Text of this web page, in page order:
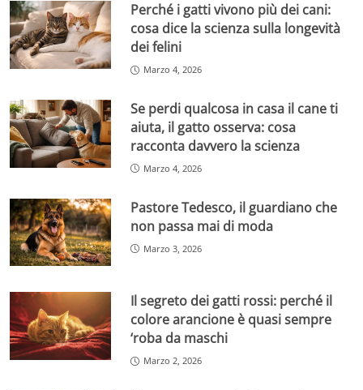
Perché i gatti vivono più dei cani:
cosa dice la scienza sulla longevità
dei felini
Marzo 4, 2026
Se perdi qualcosa in casa il cane ti
aiuta, il gatto osserva: cosa
racconta davvero la scienza
Marzo 4, 2026
Pastore Tedesco, il guardiano che
non passa mai di moda
Marzo 3, 2026
Il segreto dei gatti rossi: perché il
colore arancione è quasi sempre
‘roba da maschi
Marzo 2, 2026